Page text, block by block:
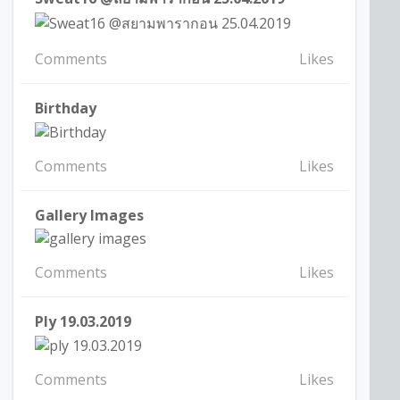
Comments Likes
Birthday
Comments Likes
Gallery Images
Comments Likes
Ply 19.03.2019
Comments Likes